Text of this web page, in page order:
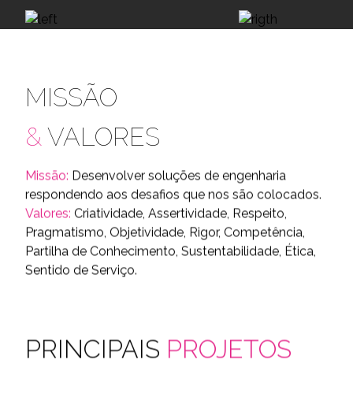
MISSÃO
& VALORES
Missão: Desenvolver soluções de engenharia
respondendo aos desafios que nos são colocados.
Valores: Criatividade, Assertividade, Respeito,
Pragmatismo, Objetividade, Rigor, Competência,
Partilha de Conhecimento, Sustentabilidade, Ética,
Sentido de Serviço.
PRINCIPAIS PROJETOS